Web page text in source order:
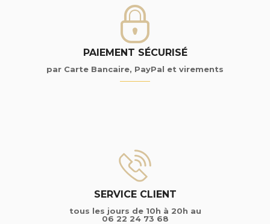
PAIEMENT SÉCURISÉ
par Carte Bancaire, PayPal et virements
SERVICE CLIENT
tous les jours de 10h à 20h au
06 22 24 73 68